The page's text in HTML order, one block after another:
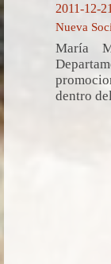
2011-12-
Nueva
María
dentro